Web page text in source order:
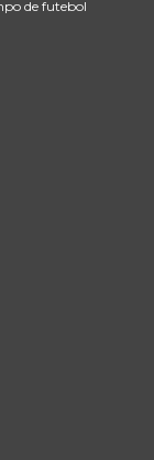
de futebol